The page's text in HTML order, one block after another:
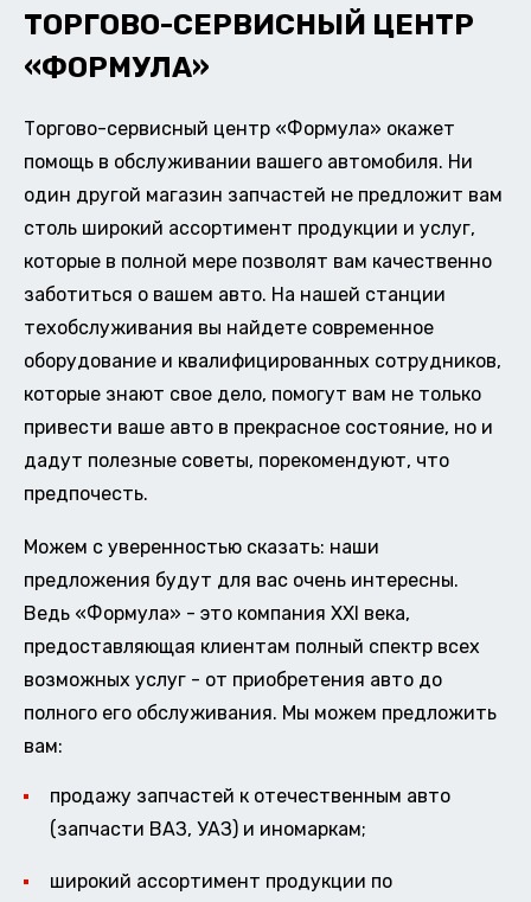
ТОРГОВО-СЕРВИСНЫЙ ЦЕНТР
«ФОРМУЛА»
Торгово-сервисный центр «Формула» окажет
помощь в обслуживании вашего автомобиля. Ни
один другой магазин запчастей не предложит вам
столь широкий ассортимент продукции и услуг,
которые в полной мере позволят вам качественно
заботиться о вашем авто. На нашей станции
техобслуживания вы найдете современное
оборудование и квалифицированных сотрудников,
которые знают свое дело, помогут вам не только
привести ваше авто в прекрасное состояние, но и
дадут полезные советы, порекомендуют, что
предпочесть.
Можем с уверенностью сказать: наши
предложения будут для вас очень интересны.
Ведь «Формула» - это компания XXI века,
предоставляющая клиентам полный спектр всех
возможных услуг - от приобретения авто до
полного его обслуживания. Мы можем предложить
вам:
продажу запчастей к отечественным авто
(запчасти ВАЗ, УАЗ) и иномаркам;
широкий ассортимент продукции по